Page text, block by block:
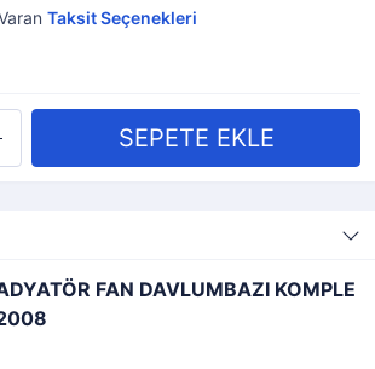
Taksit Seçenekleri
FAN DAVLUMBAZI KOMPLE